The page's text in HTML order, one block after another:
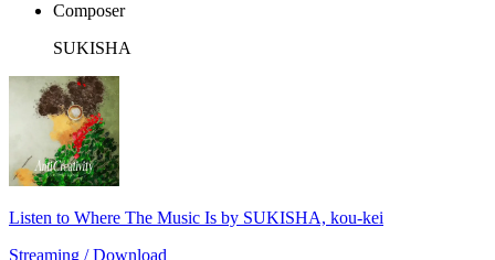
Composer
SUKISHA
Listen to Where The Music Is by SUKISHA, kou-kei
Streaming / Download